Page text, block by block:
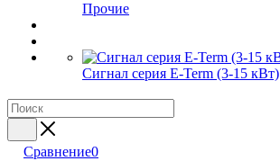
Прочие
Сигнал серия E-Term (3-15 кВт)
Сравнение0